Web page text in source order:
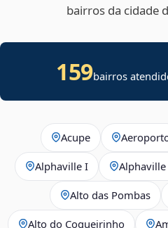
bairros da cidade
159bairros
Acupe
Alphaville I
Alto das Pombas
Alto do Coqueirinho